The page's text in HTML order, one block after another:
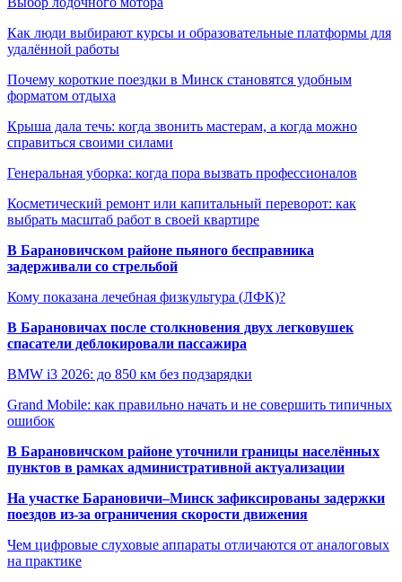
Как люди выбирают курсы и образовательные платформы для
удалённой работы
Почему короткие поездки в Минск становятся удобным
форматом отдыха
Крыша дала течь: когда звонить мастерам, а когда можно
справиться своими силами
Генеральная уборка: когда пора вызвать профессионалов
Косметический ремонт или капитальный переворот: как
выбрать масштаб работ в своей квартире
В Барановичском районе пьяного бесправника
задерживали со стрельбой
Кому показана лечебная физкультура (ЛФК)?
В Барановичах после столкновения двух легковушек
спасатели деблокировали пассажира
BMW i3 2026: до 850 км без подзарядки
Grand Mobile: как правильно начать и не совершить типичных
ошибок
В Барановичском районе уточнили границы населённых
пунктов в рамках административной актуализации
На участке Барановичи–Минск зафиксированы задержки
поездов из-за ограничения скорости движения
Чем цифровые слуховые аппараты отличаются от аналоговых
на практике